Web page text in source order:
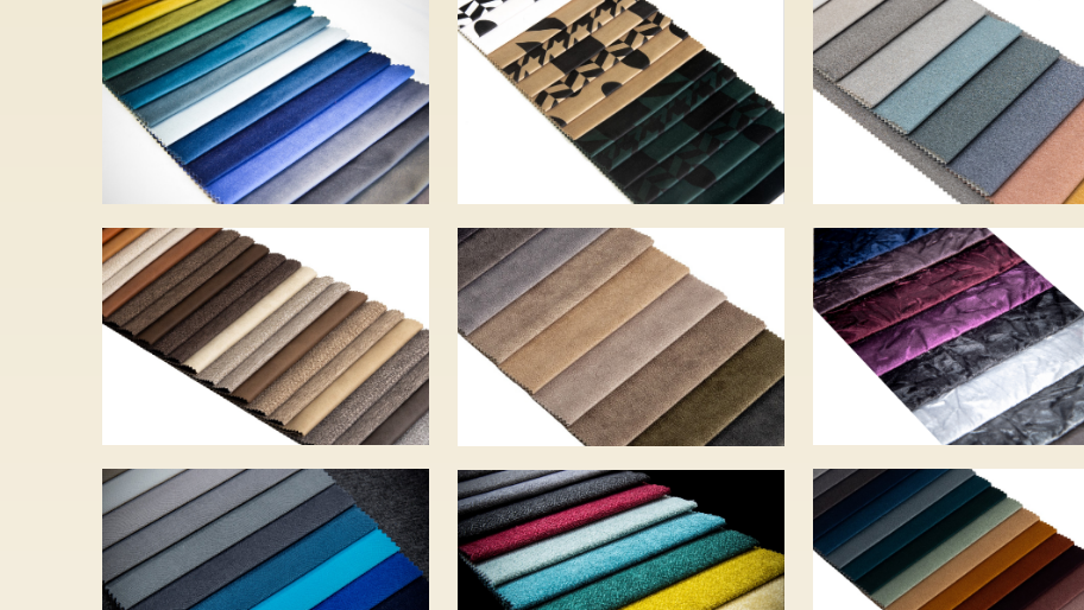
AMOR – 38
változat – 5 990 Ft
AMOR PRINT – 20
változat – 7 390 Ft
AURORA – 12 szín
– 6 900 Ft
DENI – 9 szín – 5
580 Ft
ELEFAN – 12 szín
– 6 440 Ft
GLACIO – 14 szín
– 6 200 Ft
LOCA – 20 szín – 4
560 Ft
MODOO – 22 szín
– 3 990 Ft
NAOMI – 30 szín –
6 150 Ft